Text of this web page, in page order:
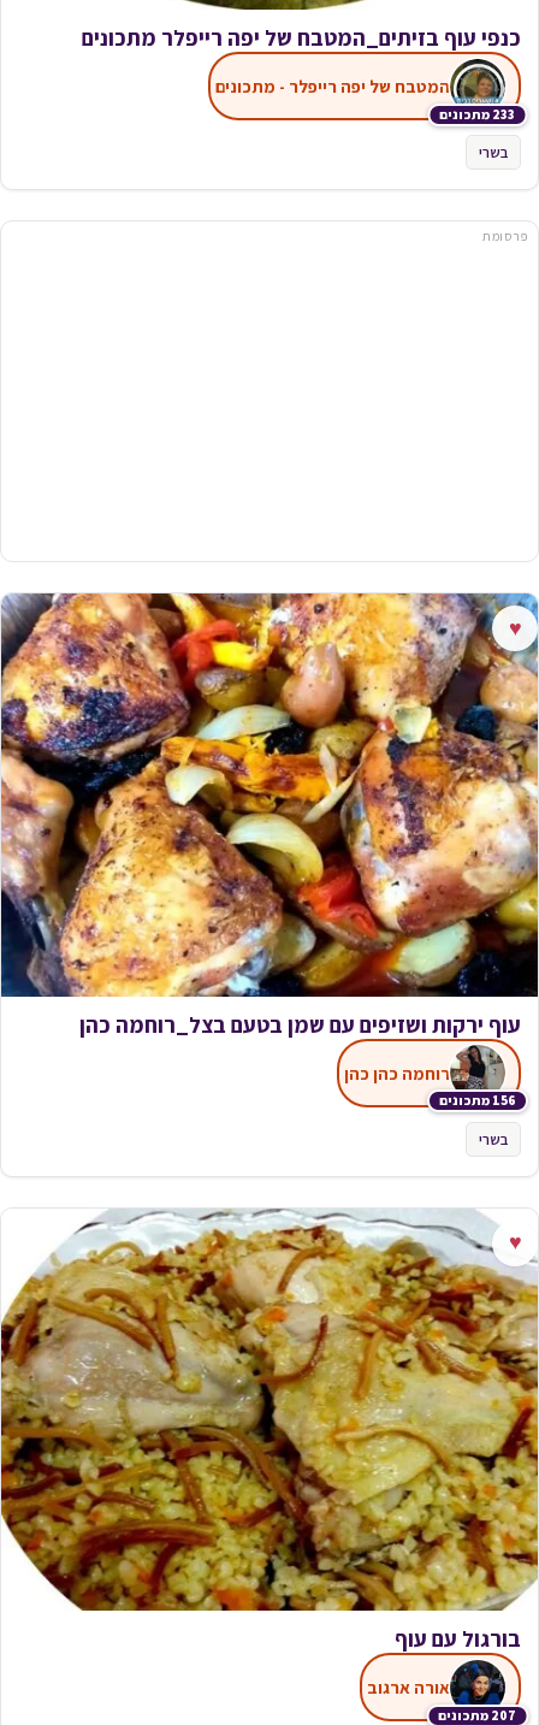
כנפי עוף בזיתים_המטבח של יפה רייפלר מתכונים
233 מתכונים
המטבח של יפה רייפלר - מתכונים
בשרי
פרסומת
♥
עוף ירקות ושזיפים עם שמן בטעם בצל_רוחמה כהן
156 מתכונים
רוחמה כהן כהן
בשרי
♥
בורגול עם עוף
207 מתכונים
אורה ארגוב